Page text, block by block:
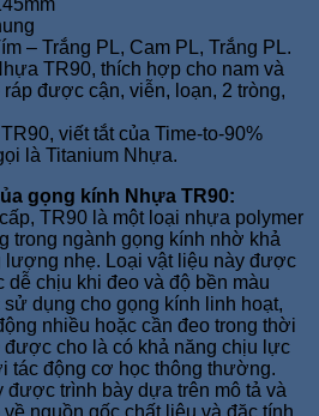
– Trắng PL, Cam PL, Trắng PL.
TR90, thích hợp cho nam và
được cận, viễn, loạn, 2 tròng,
viết tắt của Time-to-90%
là Titanium Nhựa.
gọng kính Nhựa TR90:
TR90 là một loại nhựa polymer
trong ngành gọng kính nhờ khả
lượng nhẹ. Loại vật liệu này được
chịu khi đeo và độ bền màu
dụng cho gọng kính linh hoạt,
nhiều hoặc cần đeo trong thời
cho là có khả năng chịu lực
tác động cơ học thông thường.
được trình bày dựa trên mô tả và
nguồn gốc chất liệu và đặc tính